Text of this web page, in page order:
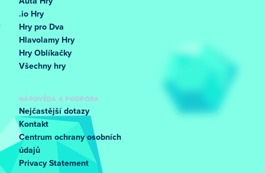
.io Hry
Hry pro Dva
Hlavolamy Hry
Hry Oblíkačky
Všechny hry
NÁPOVĚDA A PODPORA
Nejčastější dotazy
Kontakt
Centrum ochrany osobních
údajů
Privacy Statement